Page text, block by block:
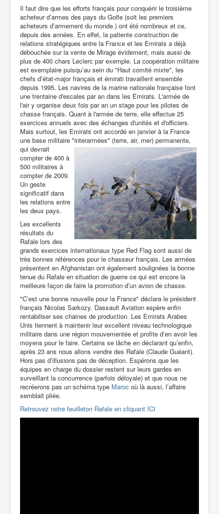
Il faut dire que les efforts français pour conquérir le troisième
acheteur d’armes des pays du Golfe (soit les premiers
acheteurs d’armement du monde.) ont été nombreux et ce,
depuis des années. En effet, la patiente construction de
relations stratégiques entre la France et les Emirats a déjà
débouchée sur la vente de Mirage évidement, mais aussi de
plus de 400 chars Leclerc par exemple. La coopération militaire
est exemplaire puisqu’au sein du "Haut comité mixte", les
chefs d’état-major français et émirati travaillent ensemble
depuis 1995. Les navires de la marine nationale française font
une trentaine d'escales par an dans les Emirats. L'armée de
l'air y organise deux fois par an un stage pour les pilotes de
chasse français. Quant à l'armée de terre, elle effectue 25
exercices annuels avec des échanges d'unités et d'officiers.
Mais surtout, les Emirats ont accordé en janvier à la France
une base militaire "interarmées" (terre, air, mer) permanente,
qui devrait
compter de 400 à
500 militaires à
compter de 2009.
Un geste
significatif dans
les relations entre
les deux pays.
Les excellents
résultats du
Rafale lors des
grands exercices internationaux type Red Flag sont aussi de
très bonnes références pour le chasseur français. Les armées
présentent en Afghanistan ont également soulignées la bonne
tenue du Rafale en situation de guerre ce qui est encore la
meilleure façon de faire la promotion d’un avion de chasse.
"C’est une bonne nouvelle pour la France" déclara le président
français Nicolas Sarkozy. Dassault Aviation espère enfin
rentabiliser ses chaines de production. Les Emirats Arabes
Unis tiennent à maintenir leur excellent niveau technologique
militaire dans une région mouvementée et profite d’en avoir les
moyens pour le faire. Certains se lâche en déclarant qu’enfin,
après 23 ans nous allons vendre des Rafale (Claude Guéant).
Hors pas d’illusions pas de déception. Espérons que les
équipes en charge du dossier restent sur leurs gardes en
surveillant la concurrence (parfois déloyale) et que nous ne
recréerons pas un schéma type Maroc où là aussi, l’affaire
semblait pliée.
Retrouvez notre feuilleton Rafale en cliquant ICI